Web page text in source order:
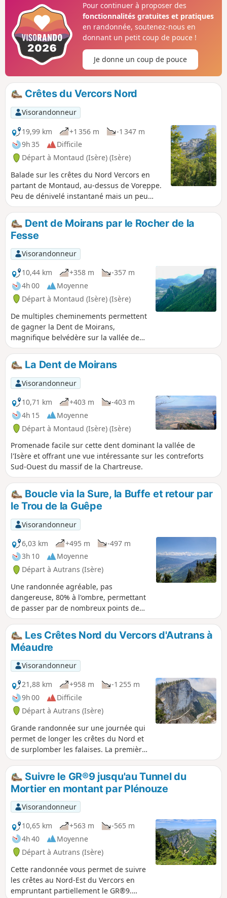
Pour continuer à proposer des
fonctionnalités gratuites et pratiques
en randonnée, soutenez-nous en
donnant un petit coup de pouce !
Je donne un coup de pouce
Crêtes du Vercors Nord
Visorandonneur
19,99 km
+1 356 m
-1 347 m
9h 35
Difficile
Départ à Montaud (Isère) (Isère)
Balade sur les crêtes du Nord Vercors en
partant de Montaud, au-dessus de Voreppe.
Peu de dénivelé instantané mais un peu
plus sur les crêtes. Vue dégagée tout le
long.Dent de Moirans par le Rocher de la
Fesse
Visorandonneur
10,44 km
+358 m
-357 m
4h 00
Moyenne
Départ à Montaud (Isère) (Isère)
De multiples cheminements permettent
de gagner la Dent de Moirans,
magnifique belvédère sur la vallée de
l'Isère. La boucle proposée permet de
passer par les falaises du Rocher de la
Fesse à la montée puis de redescendre
par la Combe, itinéraire plus fréquenté.
La Dent de Moirans
Visorandonneur
10,71 km
+403 m
-403 m
4h 15
Moyenne
Départ à Montaud (Isère) (Isère)
Promenade facile sur cette dent dominant la vallée de
l'Isère et offrant une vue intéressante sur les contreforts
Sud-Ouest du massif de la Chartreuse.
Boucle via la Sure, la Buffe et retour par
le Trou de la Guêpe
Visorandonneur
6,03 km
+495 m
-497 m
3h 10
Moyenne
Départ à Autrans (Isère)
Une randonnée agréable, pas
dangereuse, 80% à l'ombre, permettant
de passer par de nombreux points de
vue, particulièrement à la Sure (vue sur
la vallée de Grenoble-Voiron), et au
sommet de la Buffe (vue à 360°) ainsi
qu'en différents points le long du
chemin. Edition du 27/05/2022 :- ajout
d'une boucle autour de la Sure.- ajout
de la position du trou de guêpe.
Les Crêtes Nord du Vercors d'Autrans à
Méaudre
Visorandonneur
21,88 km
+958 m
-1 255 m
9h 00
Difficile
Départ à Autrans (Isère)
Grande randonnée sur une journée qui
permet de longer les crêtes du Nord et
de surplomber les falaises. La première
partie permet d'avoir de très belles
vues. Prévoir un hébergement le soir
car l'arrivée est différente du départ. Le
lendemain un autre parcours permettra
de regagner la voiture. À faire à partir
du printemps lorsque la neige a fondu.
Suivre le GR®9 jusqu'au Tunnel du
Mortier en montant par Plénouze
Visorandonneur
10,65 km
+563 m
-565 m
4h 40
Moyenne
Départ à Autrans (Isère)
Cette randonnée vous permet de suivre
les crêtes au Nord-Est du Vercors en
empruntant partiellement le GR®9.